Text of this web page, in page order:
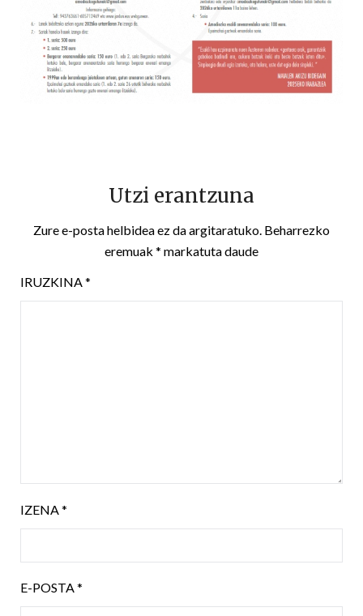
Utzi erantzuna
Zure e-posta helbidea ez da argitaratuko. Beharrezko
eremuak * markatuta daude
IRUZKINA*
IZENA*
E-POSTA*